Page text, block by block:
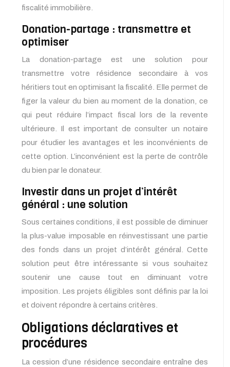
fiscalité immobilière.
Donation-partage : transmettre et
optimiser
La donation-partage est une solution pour
transmettre votre résidence secondaire à vos
héritiers tout en optimisant la fiscalité. Elle permet de
figer la valeur du bien au moment de la donation, ce
qui peut réduire l’impact fiscal lors de la revente
ultérieure. Il est important de consulter un notaire
pour étudier les avantages et les inconvénients de
cette option. L’inconvénient est la perte de contrôle
du bien par le donateur.
Investir dans un projet d’intérêt
général : une solution
Sous certaines conditions, il est possible de diminuer
la plus-value imposable en réinvestissant une partie
des fonds dans un projet d’intérêt général. Cette
solution peut être intéressante si vous souhaitez
soutenir une cause tout en diminuant votre
imposition. Les projets éligibles sont définis par la loi
et doivent répondre à certains critères.
Obligations déclaratives et
procédures
La cession d’une résidence secondaire entraîne des